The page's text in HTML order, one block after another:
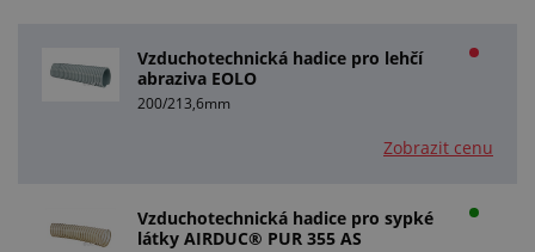
Vzduchotechnická hadice pro lehčí
abraziva EOLO
200/213,6mm
Zobrazit cenu
Vzduchotechnická hadice pro sypké
látky AIRDUC® PUR 355 AS